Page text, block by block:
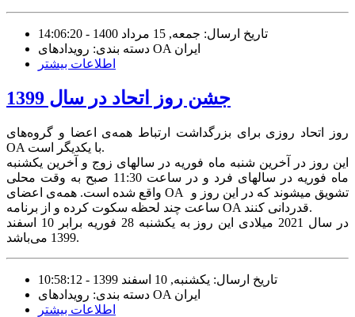
تاریخ ارسال: جمعه, 15 مرداد 1400 - 14:06:20
دسته بندی: رویدادهای OA ایران
اطلاعات بیشتر
جشن روز اتحاد در سال 1399
روز اتحاد روزی برای بزرگداشت ارتباط همه‌ی اعضا و گروه‌های
OA با یکدیگر است.
این روز در آخرین شنبه ماه فوریه در سالهای زوج و آخرین یکشنبه
ماه فوریه در سالهای فرد و در ساعت 11:30 صبح به وقت محلی
واقع شده است. همه‌ی اعضای OA تشویق میشوند که در این روز و
ساعت چند لحظه سکوت کرده و از برنامه OA قدردانی کنند.
در سال 2021 میلادی این روز به یکشنبه 28 فوریه برابر 10 اسفند
1399 می‌باشد.
تاریخ ارسال: یکشنبه, 10 اسفند 1399 - 10:58:12
دسته بندی: رویدادهای OA ایران
اطلاعات بیشتر